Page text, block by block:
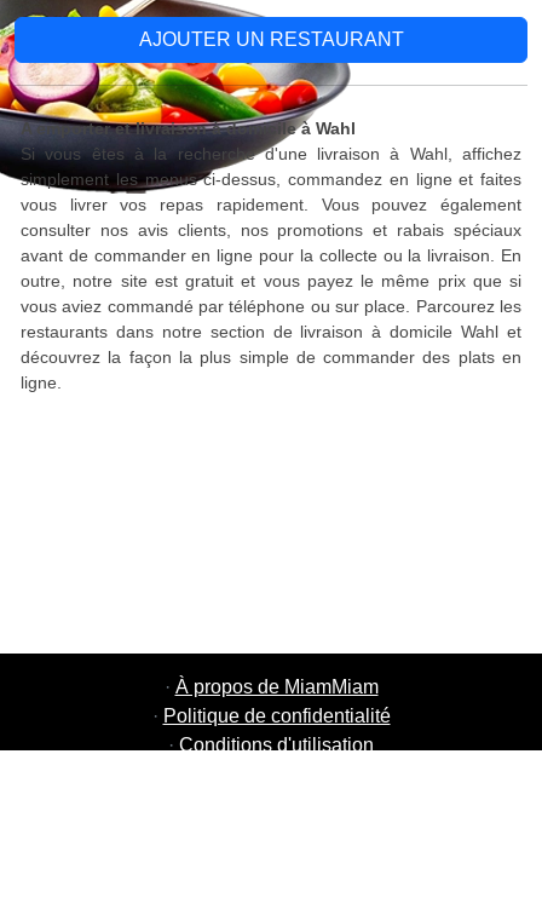
AJOUTER UN RESTAURANT
A emporter et livraison à domicile à Wahl
Si vous êtes à la recherche d'une livraison à Wahl, affichez
simplement les menus ci-dessus, commandez en ligne et faites
vous livrer vos repas rapidement. Vous pouvez également
consulter nos avis clients, nos promotions et rabais spéciaux
avant de commander en ligne pour la collecte ou la livraison. En
outre, notre site est gratuit et vous payez le même prix que si
vous aviez commandé par téléphone ou sur place. Parcourez les
restaurants dans notre section de livraison à domicile Wahl et
découvrez la façon la plus simple de commander des plats en
ligne.
· À propos de MiamMiam
· Politique de confidentialité
· Conditions d'utilisation